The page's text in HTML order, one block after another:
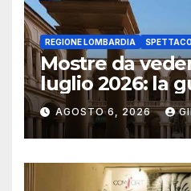
REGIONE LOMBARDIA
Mostre da
luglio 2026: la
aggiornata
AGOSTO 6, 2026